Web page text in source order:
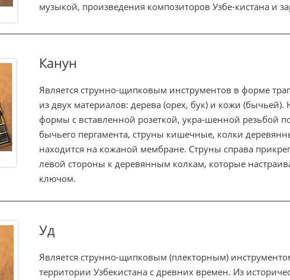
музыкой, произведения композиторов Узбе-кистана и
Канун
Является струнно-щипковым инструментов в форме
из двух материалов: дерева (орех, бук) и кожи (бычьей).
формы с вставленной розеткой, укра-шенной резьбой
бычьего пергамента, струны кишечные, колки
находится на кожаной мембране. Струны справа
левой стороны к деревянным колкам, которые
ключом.
Уд
Является струнно-щипковым (плекторным)
территории Узбекистана с древних времен. Из